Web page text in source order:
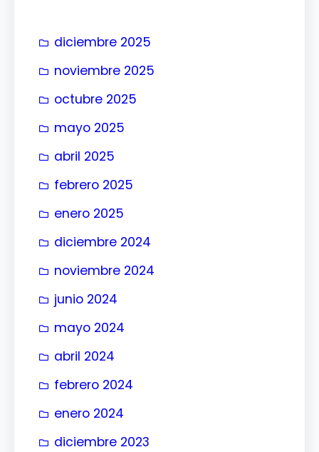
diciembre 2025
noviembre 2025
octubre 2025
mayo 2025
abril 2025
febrero 2025
enero 2025
diciembre 2024
noviembre 2024
junio 2024
mayo 2024
abril 2024
febrero 2024
enero 2024
diciembre 2023